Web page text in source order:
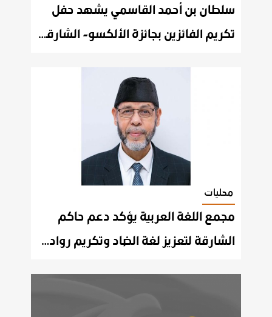
سلطان بن أحمد القاسمي يشهد حفل
تكريم الفائزين بجائزة الألكسو- الشارقة للدراسات اللغوية المعجمية
محليات
مجمع اللغة العربية يؤكد دعم حاكم
الشارقة لتعزيز لغة الضاد وتكريم روادها